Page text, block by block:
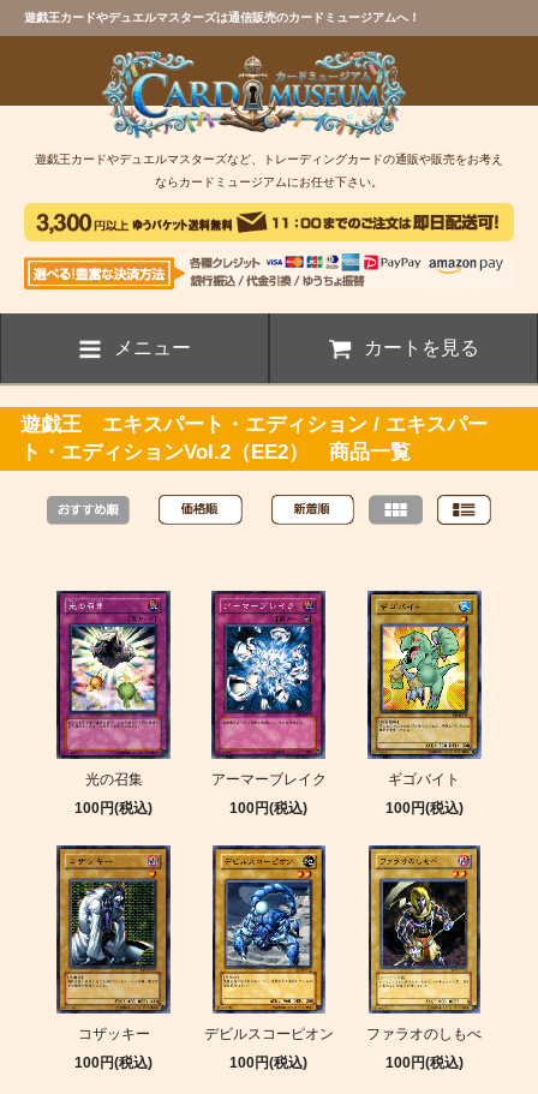
遊戯王カードやデュエルマスターズは通信販売のカードミュージアムへ！
遊戯王カードやデュエルマスターズなど、トレーディングカードの通販や販売をお考え
ならカードミュージアムにお任せ下さい。
メニュー カートを見る
遊戯王 エキスパート・エディション / エキスパー
ト・エディションVol.2（EE2） 商品一覧
光の召集
100円(税込)
アーマーブレイク
100円(税込)
ギゴバイト
100円(税込)
コザッキー
100円(税込)
デビルスコーピオン
100円(税込)
ファラオのしもべ
100円(税込)